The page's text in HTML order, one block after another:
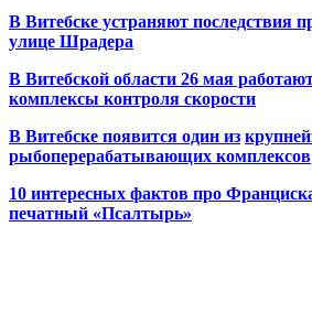
В Витебске устраняют последствия
улице Шрадера
В Витебской области 26 мая
комплексы контроля скорости
В Витебске появится один из
рыбоперерабатывающих комплексов
10 интересных фактов про
печатный «Псалтырь»